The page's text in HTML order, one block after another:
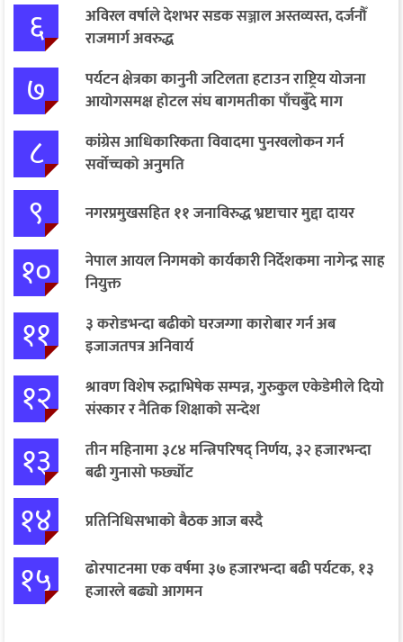
६
अविरल वर्षाले देशभर सडक सञ्जाल अस्तव्यस्त, दर्जनौँ
राजमार्ग अवरुद्ध
७
पर्यटन क्षेत्रका कानुनी जटिलता हटाउन राष्ट्रिय योजना
आयोगसमक्ष होटल संघ बागमतीका पाँचबुँदे माग
८
कांग्रेस आधिकारिकता विवादमा पुनरवलोकन गर्न
सर्वोच्चको अनुमति
९ नगरप्रमुखसहित ११ जनाविरुद्ध भ्रष्टाचार मुद्दा दायर
१०
नेपाल आयल निगमको कार्यकारी निर्देशकमा नागेन्द्र साह
नियुक्त
११
३ करोडभन्दा बढीको घरजग्गा कारोबार गर्न अब
इजाजतपत्र अनिवार्य
१२
श्रावण विशेष रुद्राभिषेक सम्पन्न, गुरुकुल एकेडेमीले दियो
संस्कार र नैतिक शिक्षाको सन्देश
१३
तीन महिनामा ३८४ मन्त्रिपरिषद् निर्णय, ३२ हजारभन्दा
बढी गुनासो फर्छ्योट
१४ प्रतिनिधिसभाको बैठक आज बस्दै
१५
ढोरपाटनमा एक वर्षमा ३७ हजारभन्दा बढी पर्यटक, १३
हजारले बढ्यो आगमन